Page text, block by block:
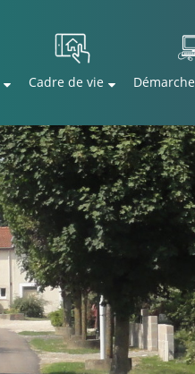
Cadre de vie